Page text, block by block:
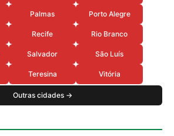
Palmas Porto Alegre
Recife Rio Branco
Salvador São Luís
Teresina Vitória
Outras cidades →